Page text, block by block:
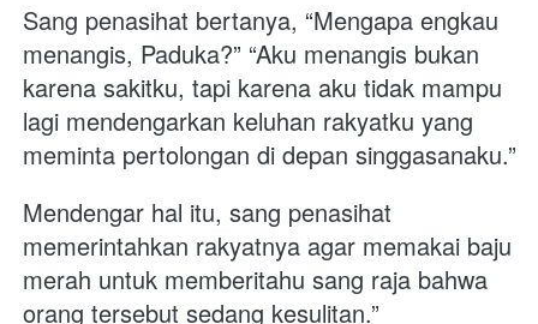
Sang penasihat bertanya, “Mengapa engkau
menangis, Paduka?” “Aku menangis bukan
karena sakitku, tapi karena aku tidak mampu
lagi mendengarkan keluhan rakyatku yang
Mendengar hal itu, sang penasihat
memerintahkan rakyatnya agar memakai baju
merah untuk memberitahu sang raja bahwa
orang tersebut sedang kesulitan.”